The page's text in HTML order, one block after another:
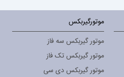
موتورگیربکس
موتور گیربکس سه فاز
موتور گیربکس تک فاز
موتور گیربکس دی سی